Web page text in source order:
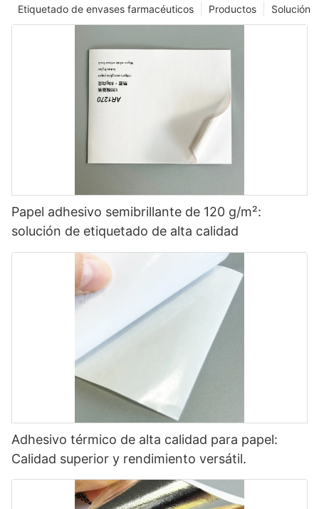
Solución
Productos
Etiquetado de envases farmacéuticos
Papel adhesivo semibrillante de 120 g/m²:
solución de etiquetado de alta calidad
Adhesivo térmico de alta calidad para papel:
Calidad superior y rendimiento versátil.